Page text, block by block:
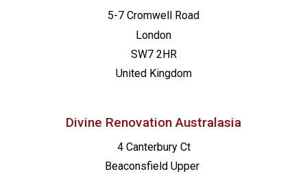
5-7 Cromwell Road
London
SW7 2HR
United Kingdom
Divine Renovation Australasia
4 Canterbury Ct
Beaconsfield Upper